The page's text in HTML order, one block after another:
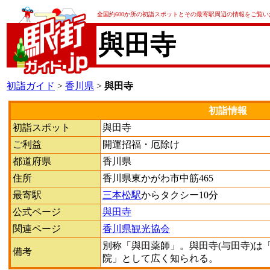
全国約600か所の初詣スポットとその最寄駅周辺の情報をご覧
與田寺
初詣ガイド > 香川県 > 與田寺
初詣情報
初詣スポット
與田寺
ご利益
開運招福・厄除け
都道府県
香川県
住所
香川県東かがわ市中筋465
最寄駅
三本松駅からタクシー10分
公式ページ
與田寺
関連ページ
香川県観光協会
備考
別称「與田薬師」。與田寺(与田寺)は
院」として広く知られる。